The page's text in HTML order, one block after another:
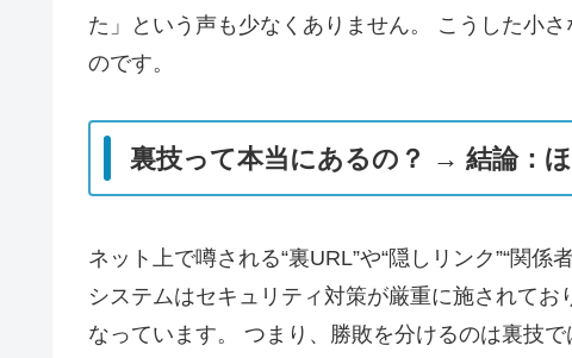
た」という声も少なくありません。 こうした小
のです。
裏技って本当にあるの？ → 結論：
ネット上で噂される“裏URL”や“隠しリンク”“関
システムはセキュリティ対策が厳重に施されて
なっています。 つまり、勝敗を分けるのは裏技で